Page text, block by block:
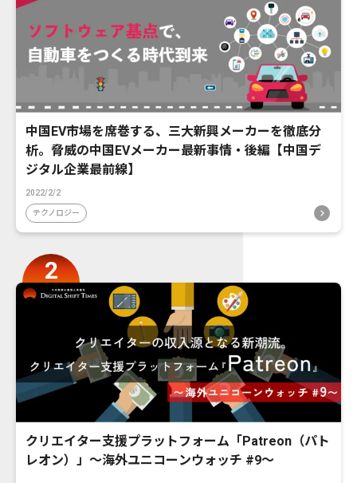
中国EV市場を席巻する、三大新興メーカーを徹底分
析。脅威の中国EVメーカー最新事情・後編【中国デ
ジタル企業最前線】
2022/2/2
テクノロジー
クリエイター支援プラットフォーム「Patreon（パト
レオン）」〜海外ユニコーンウォッチ #9〜